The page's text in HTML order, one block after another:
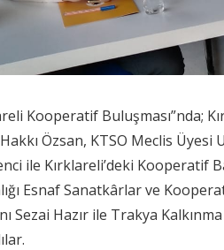
Kooperatif Buluşması”nda;
Özsan, KTSO Meclis Üyesi
ile Kırklareli’deki Kooperatif
Esnaf Sanatkârlar ve
Sezai Hazır ile Trakya